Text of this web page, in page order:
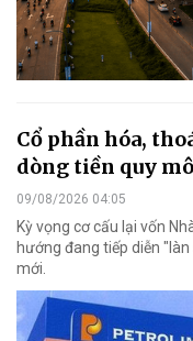
Cổ phần hóa,
dòng tiền quy
09/08/2026 04:05
Kỳ vọng cơ cấu lại vốn
hướng đang tiếp diễn
mới.